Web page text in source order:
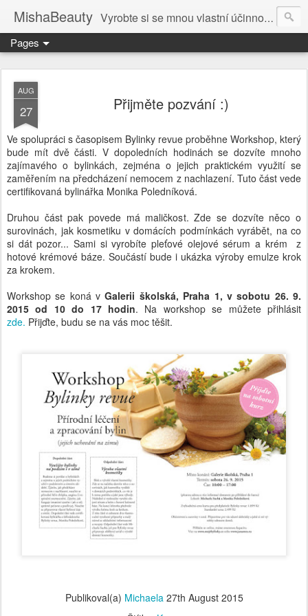
MishaBeauty Vyrobte si se mnou vlastní účinnou kosmetiku. Návody pre výrobu vlastnej kozmetiky.
Pages
AUG
27 Přijměte pozvání :)
Ve spolupráci s časopisem Bylinky revue proběhne Workshop, který
bude mít dvě části. V dopoledních hodinách se dozvíte mnoho
zajímavého o bylinkách, zejména o jejich praktickém využití se
zaměřením na předcházení nemocem z nachlazení. Tuto část vede
certifikovaná bylinářka Monika Poledníková.
Druhou část pak povede má maličkost. Zde se dozvíte něco o
surovinách, jak kosmetiku v domácích podmínkách vyrábět, na co
si dát pozor... Sami si vyrobíte pleťové olejové sérum a krém z
hotové krémové báze. Součástí bude i ukázka výroby emulze krok
za krokem.
Workshop se koná vGalerii školská, Praha 1, v sobotu 26. 9.
2015 od 10 do 17 hodin. Na workshop se můžete přihlásit
zde. Přijďte, budu se na vás moc těšit.
Publikoval(a) Michaela 27th August 2015